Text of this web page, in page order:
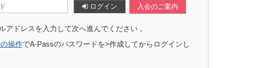
ログイン 入会のご案内
アドレスを入力して次へ進んでください 。
操作でA-Passのパスワードを>作成してからログインし